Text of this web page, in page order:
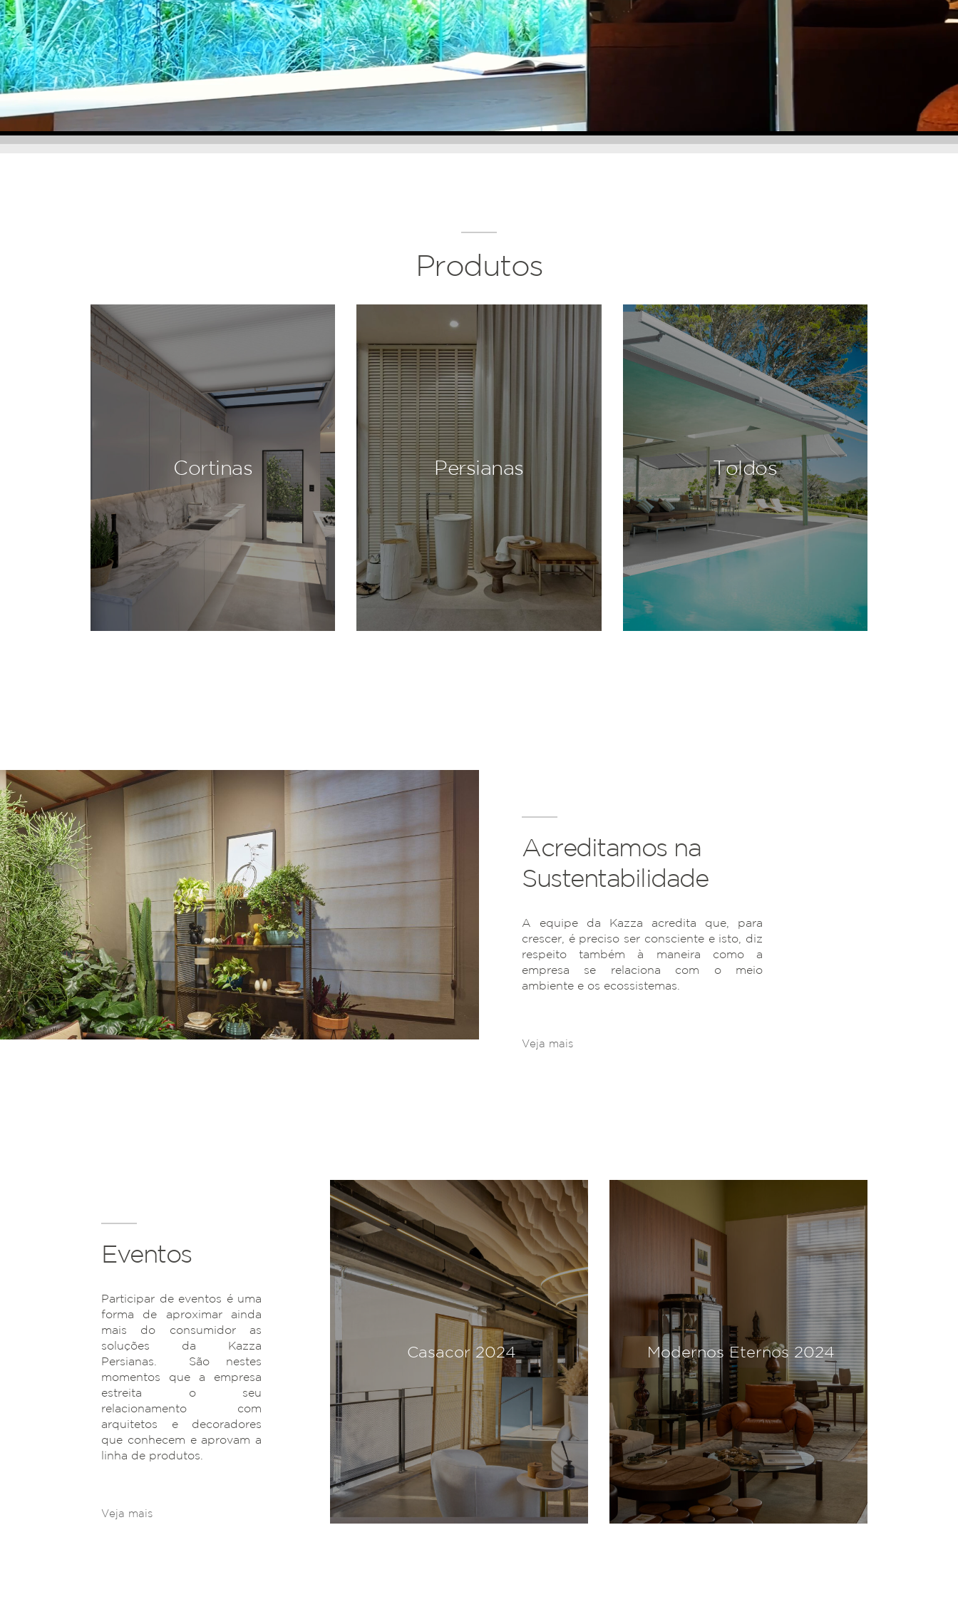
Produtos
Cortinas Persianas Toldos
Acreditamos na
Sustentabilidade
A equipe da Kazza acredita que, para
crescer, é preciso ser consciente e isto, diz
respeito também à maneira como a
empresa se relaciona com o meio
ambiente e os ecossistemas.
Veja mais
Eventos
Participar de eventos é uma
forma de aproximar ainda
mais do consumidor as
soluções da Kazza
Persianas. São nestes
momentos que a empresa
estreita o seu
relacionamento com
arquitetos e decoradores
que conhecem e aprovam a
linha de produtos.
Veja mais
Casacor 2024 Modernos Eternos 2024